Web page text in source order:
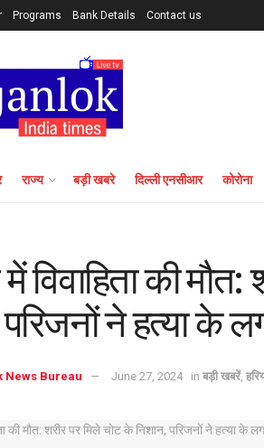
Programs Bank Details Contact us
राज्य बड़ी खबरे दिल्ली एनसीआर कोरोना
विवाहिता की
ने हत्या के
News Bureau June 27, 2024 in बड़ी खबरें,